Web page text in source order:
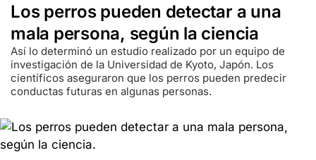
Los perros pueden detectar a una
mala persona, según la ciencia
Así lo determinó un estudio realizado por un equipo de
investigación de la Universidad de Kyoto, Japón. Los
científicos aseguraron que los perros pueden predecir
conductas futuras en algunas personas.